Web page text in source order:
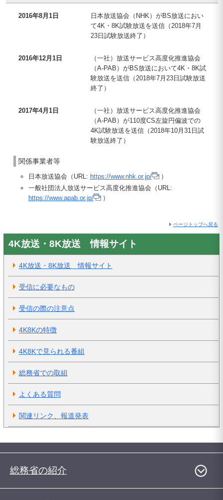
2016年8月1日
日本放送協会（NHK）がBS放送におい
て4K・8K試験放送を送信（2018年7月
23日試験放送終了）
2016年12月1日
（一社）放送サービス高度化推進協会
（A-PAB）がBS放送において4K・8K試
験放送を送信（2018年7月23日試験放送
終了）
2017年4月1日
（一社）放送サービス高度化推進協会
（A-PAB）が110度CS左旋円偏波での
4K試験放送を送信（2018年10月31日試
験放送終了）
関係事業者等
日本放送協会（URL: https://www.nhk.or.jp/
）
一般社団法人放送サービス高度化推進協会（URL:
https://www.apab.or.jp/
）
ページトップへ戻る
4K放送・8K放送 情報サイト
4K放送・8K放送 情報サイト
受信に必要なもの
受信の際の注意点
4K8Kの特徴
4K8Kで見られる番組
総務省での取組
よくある質問
関連リンク、報道発表
総務省の紹介